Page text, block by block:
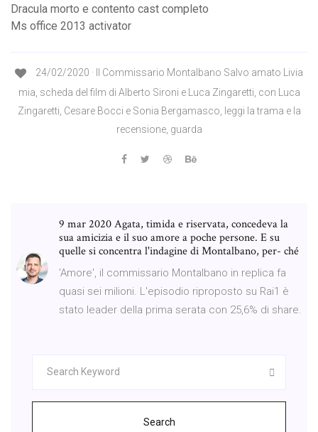
Dracula morto e contento cast completo
Ms office 2013 activator
24/02/2020 · Il Commissario Montalbano Salvo amato Livia
mia, scheda del film di Alberto Sironi e Luca Zingaretti, con Luca
Zingaretti, Cesare Bocci e Sonia Bergamasco, leggi la trama e la
recensione, guarda
9 mar 2020 Agata, timida e riservata, concedeva la
sua amicizia e il suo amore a poche persone. E su
quelle si concentra l'indagine di Montalbano, per- ché
'Amore', il commissario Montalbano in replica fa
quasi sei milioni. L'episodio riproposto su Rai1 è
stato leader della prima serata con 25,6% di share.
Search